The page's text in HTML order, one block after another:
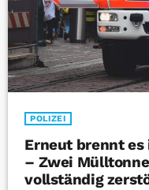
POLIZEI
Erneut brennt
– Zwei
vollständig